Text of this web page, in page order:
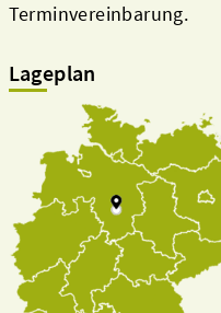
Terminvereinbarung.
Lageplan